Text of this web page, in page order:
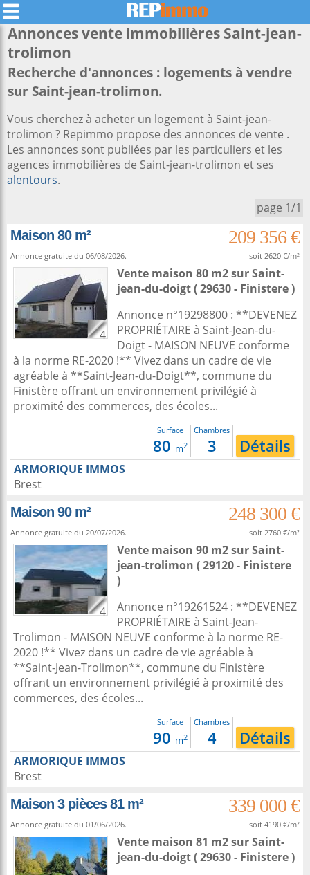
Annonces vente immobilières Saint-jean-
trolimon
Recherche d'annonces : logements à vendre
sur Saint-jean-trolimon.
Vous cherchez à acheter un logement à Saint-jean-
trolimon ? Repimmo propose des annonces de vente .
Les annonces sont publiées par les particuliers et les
agences immobilières de Saint-jean-trolimon et ses
alentours.
page 1/1
Maison 80 m²
209 356 €
Annonce gratuite du 06/08/2026. soit 2620 €/m²
4
Vente maison 80 m2surSaint-
jean-du-doigt( 29630 - Finistere )
Annonce n°19298800 : **DEVENEZ
PROPRIÉTAIRE à Saint-Jean-du-
Doigt - MAISON NEUVE conforme
à la norme RE-2020 !** Vivez dans un cadre de vie
agréable à **Saint-Jean-du-Doigt**, commune du
Finistère offrant un environnement privilégié à
proximité des commerces, des écoles...
Surface
80 m2
Chambres
3 Détails
ARMORIQUE IMMOS
Brest
Maison 90 m²
248 300 €
Annonce gratuite du 20/07/2026. soit 2760 €/m²
4
Vente maison 90 m2surSaint-
jean-trolimon ( 29120 - Finistere
)
Annonce n°19261524 : **DEVENEZ
PROPRIÉTAIRE à Saint-Jean-
Trolimon - MAISON NEUVE conforme à la norme RE-
2020 !** Vivez dans un cadre de vie agréable à
**Saint-Jean-Trolimon**, commune du Finistère
offrant un environnement privilégié à proximité des
commerces, des écoles...
Surface
90 m2
Chambres
4 Détails
ARMORIQUE IMMOS
Brest
Maison 3 pièces 81 m²
339 000 €
Annonce gratuite du 01/06/2026. soit 4190 €/m²
Vente maison 81 m2surSaint-
jean-du-doigt( 29630 - Finistere )